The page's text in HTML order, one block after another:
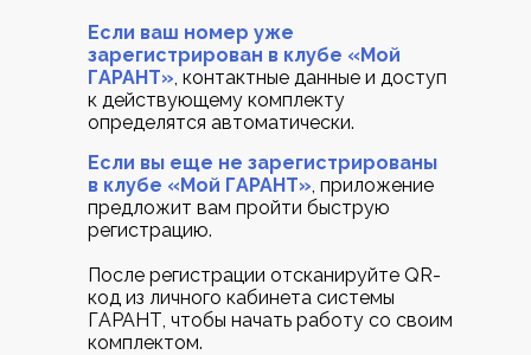
Если ваш номер уже
зарегистрирован в клубе «Мой
ГАРАНТ», контактные данные и доступ
к действующему комплекту
определятся автоматически.
Если вы еще не зарегистрированы
в клубе «Мой ГАРАНТ», приложение
предложит вам пройти быструю
регистрацию.
После регистрации отсканируйте QR-
код из личного кабинета системы
ГАРАНТ, чтобы начать работу со своим
комплектом.